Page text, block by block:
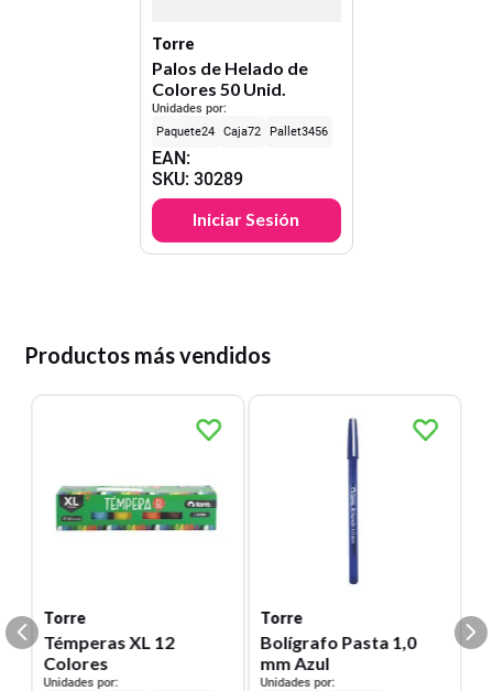
Torre
Palos de Helado de
Colores 50 Unid.
Unidades por:
24
72 3456
EAN:
SKU:30289
Iniciar Sesión
Productos más vendidos
Torre
Témperas XL 12
Colores
Unidades por:
Torre
Bolígrafo Pasta 1,0
mm Azul
Unidades por: